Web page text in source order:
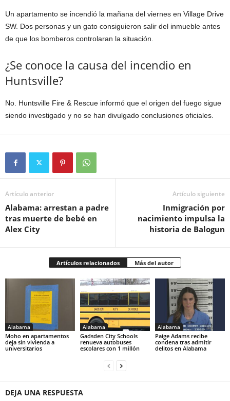
Un apartamento se incendió la mañana del viernes en Village Drive
SW. Dos personas y un gato consiguieron salir del inmueble antes
de que los bomberos controlaran la situación.
¿Se conoce la causa del incendio en
Huntsville?
No. Huntsville Fire & Rescue informó que el origen del fuego sigue
siendo investigado y no se han divulgado conclusiones oficiales.
Artículo anterior
Alabama: arrestan a padre
tras muerte de bebé en
Alex City
Artículo siguiente
Inmigración por
nacimiento impulsa la
historia de Balogun
Artículos relacionados Más del autor
Alabama
Moho en apartamentos
deja sin vivienda a
universitarios
Alabama
Gadsden City Schools
renueva autobuses
escolares con 1 millón
Alabama
Paige Adams recibe
condena tras admitir
delitos en Alabama
DEJA UNA RESPUESTA